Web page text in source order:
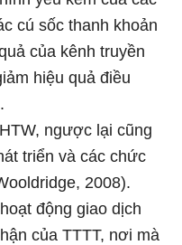
cú sốc thanh khoản
của kênh truyền
hiệu quả điều
ngược lại cũng
triển và các chức
2008).
động giao dịch
của TTTT, nơi mà